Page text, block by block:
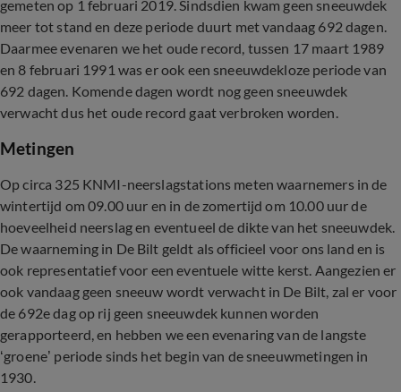
gemeten op 1 februari 2019. Sindsdien kwam geen sneeuwdek
meer tot stand en deze periode duurt met vandaag 692 dagen.
Daarmee evenaren we het oude record, tussen 17 maart 1989
en 8 februari 1991 was er ook een sneeuwdekloze periode van
692 dagen. Komende dagen wordt nog geen sneeuwdek
verwacht dus het oude record gaat verbroken worden.
Metingen
Op circa 325 KNMI-neerslagstations meten waarnemers in de
wintertijd om 09.00 uur en in de zomertijd om 10.00 uur de
hoeveelheid neerslag en eventueel de dikte van het sneeuwdek.
De waarneming in De Bilt geldt als officieel voor ons land en is
ook representatief voor een eventuele witte kerst. Aangezien er
ook vandaag geen sneeuw wordt verwacht in De Bilt, zal er voor
de 692e dag op rij geen sneeuwdek kunnen worden
gerapporteerd, en hebben we een evenaring van de langste
‘groene’ periode sinds het begin van de sneeuwmetingen in
1930.